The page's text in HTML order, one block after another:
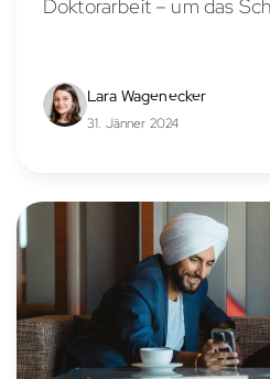
Doktorarbeit – um das
dabei sowohl die
Aufbau der Arbeit, die
Lara Wagenecker
31. Jänner 2024